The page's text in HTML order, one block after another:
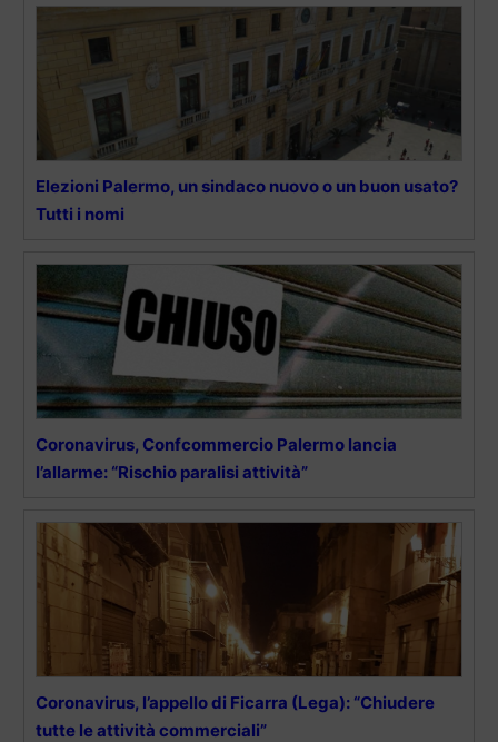
Elezioni Palermo, un sindaco nuovo o un buon usato?
Tutti i nomi
Coronavirus, Confcommercio Palermo lancia
l’allarme: “Rischio paralisi attività”
Coronavirus, l’appello di Ficarra (Lega): “Chiudere
tutte le attività commerciali”